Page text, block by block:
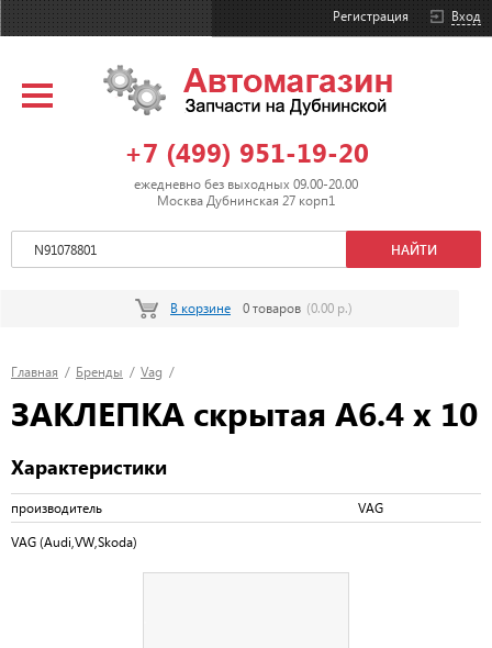
Вход
Регистрация
+7 (499) 951-19-20
ежедневно без выходных 09.00-20.00
Москва Дубнинская 27 корп1
В корзине 0 товаров (0.00 р.)
Главная / Бренды / Vag /
ЗАКЛЕПКА скрытая A6.4 x 10
Характеристики
производитель VAG
VAG (Audi,VW,Skoda)